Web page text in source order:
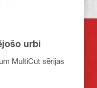
urbi
MultiCut sērijas